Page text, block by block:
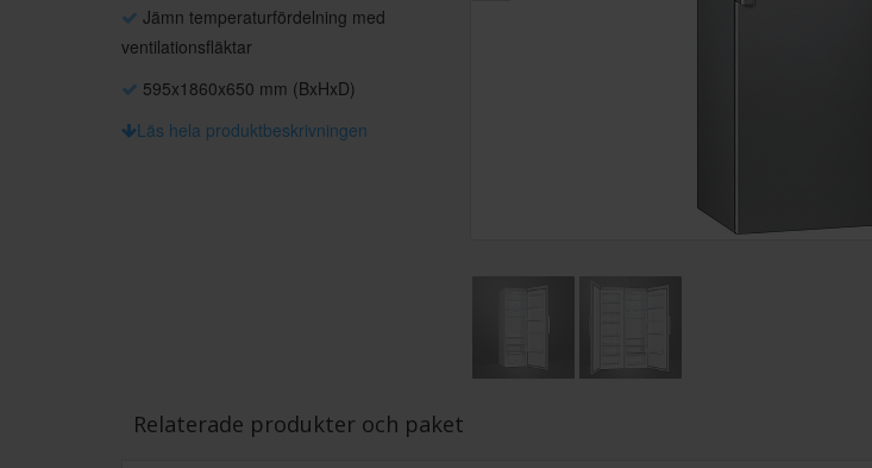
Jämn temperaturfördelning med
ventilationsfläktar
595x1860x650 mm (BxHxD)
Läs hela produktbeskrivningen
Relaterade produkter och paket